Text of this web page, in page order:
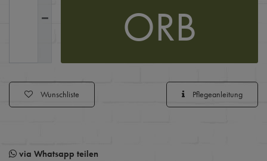
ORB
Wunschliste Pflegeanleitung
via Whatsapp teilen